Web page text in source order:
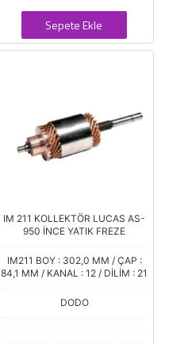
Sepete Ekle
IM 211 KOLLEKTÖR LUCAS AS-
950 İNCE YATIK FREZE
IM211 BOY : 302,0 MM / ÇAP :
84,1 MM / KANAL : 12 / DİLİM : 21
DODO